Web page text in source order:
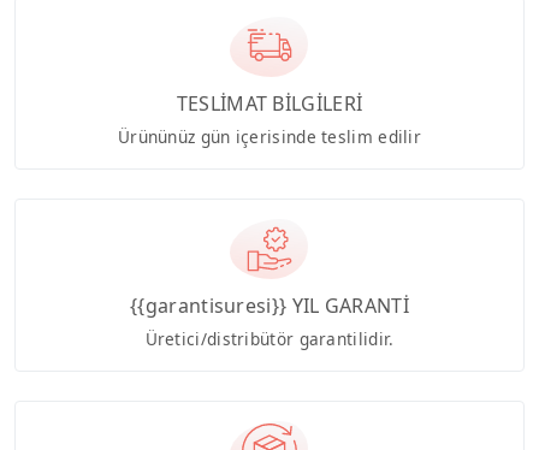
TESLİMAT BİLGİLERİ
Ürününüz gün içerisinde teslim edilir
{{garantisuresi}} YIL GARANTİ
Üretici/distribütör garantilidir.